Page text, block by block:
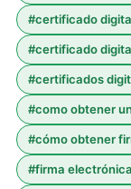
#certificado
#certificado
#certificados
#como obtener
#cómo obtener
#firma